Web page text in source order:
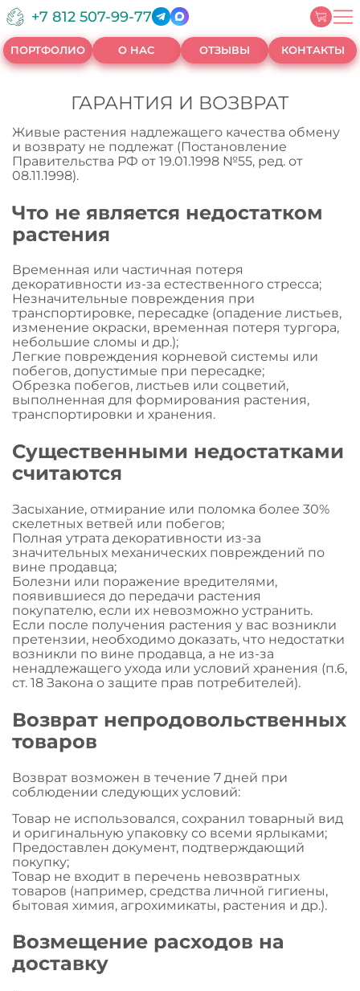
+7 812 507-99-77
ПОРТФОЛИО О НАС ОТЗЫВЫ КОНТАКТЫ
ГАРАНТИЯ И ВОЗВРАТ
Живые растения надлежащего качества обмену
и возврату не подлежат (Постановление
Правительства РФ от 19.01.1998 №55, ред. от
08.11.1998).
Что не является недостатком
растения
Временная или частичная потеря
декоративности из-за естественного стресса;
Незначительные повреждения при
транспортировке, пересадке (опадение листьев,
изменение окраски, временная потеря тургора,
небольшие сломы и др.);
Легкие повреждения корневой системы или
побегов, допустимые при пересадке;
Обрезка побегов, листьев или соцветий,
выполненная для формирования растения,
транспортировки и хранения.
Существенными недостатками
считаются
Засыхание, отмирание или поломка более 30%
скелетных ветвей или побегов;
Полная утрата декоративности из-за
значительных механических повреждений по
вине продавца;
Болезни или поражение вредителями,
появившиеся до передачи растения
покупателю, если их невозможно устранить.
Если после получения растения у вас возникли
претензии, необходимо доказать, что недостатки
возникли по вине продавца, а не из-за
ненадлежащего ухода или условий хранения (п.6,
ст. 18 Закона о защите прав потребителей).
Возврат непродовольственных
товаров
Возврат возможен в течение 7 дней при
соблюдении следующих условий:
Товар не использовался, сохранил товарный вид
и оригинальную упаковку со всеми ярлыками;
Предоставлен документ, подтверждающий
покупку;
Товар не входит в перечень невозвратных
товаров (например, средства личной гигиены,
бытовая химия, агрохимикаты, растения и др.).
Возмещение расходов на
доставку